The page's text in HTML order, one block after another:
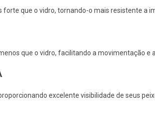
forte que o vidro, tornando-o mais resistente a
que o vidro, facilitando a movimentação e
excelente visibilidade de seus